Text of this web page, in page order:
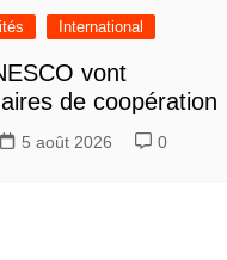
International
vont
de coopération
5 août 2026 0